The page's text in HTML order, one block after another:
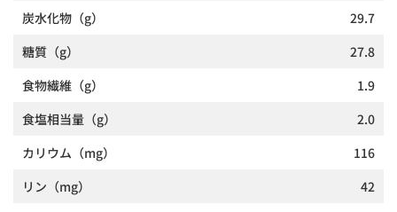
炭水化物 （g）
29.7
糖質 （g）
27.8
食物繊維 （g）
1.9
食塩相当量 （g）
2.0
カリウム （mg）
116
リン （mg） 42